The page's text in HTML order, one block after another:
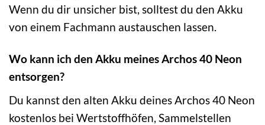
Wenn du dir unsicher bist, solltest du den Akku
von einem Fachmann austauschen lassen.
Wo kann ich den Akku meines Archos 40 Neon
entsorgen?
Du kannst den alten Akku deines Archos 40 Neon
kostenlos bei Wertstoffhöfen, Sammelstellen